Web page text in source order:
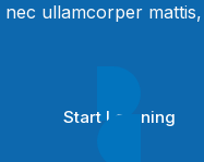
ullamcorper
Start Learning